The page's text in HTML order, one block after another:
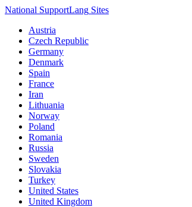
National SupportLang Sites
Austria
Czech Republic
Germany
Denmark
Spain
France
Iran
Lithuania
Norway
Poland
Romania
Russia
Sweden
Slovakia
Turkey
United States
United Kingdom